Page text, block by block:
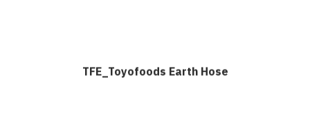
TFE_Toyofoods Earth Hose